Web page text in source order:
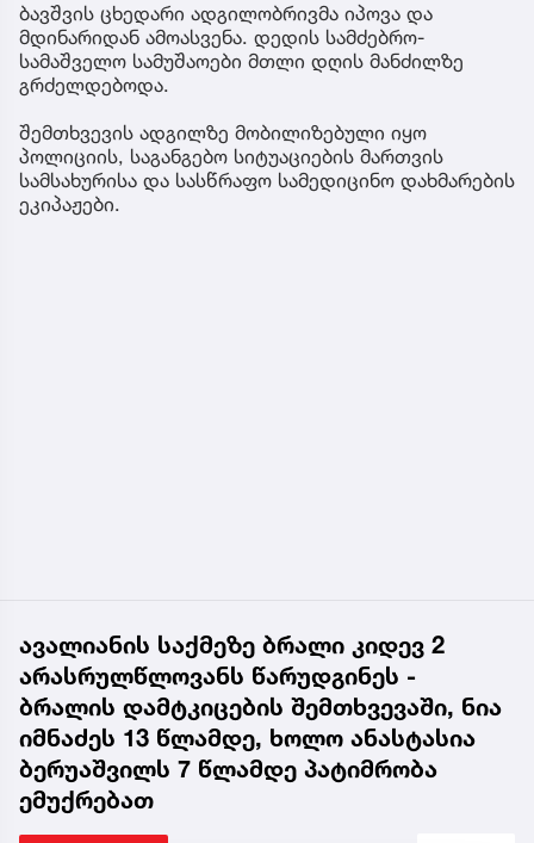
ბავშვის ცხედარი ადგილობრივმა იპოვა და
მდინარიდან ამოასვენა. დედის სამძებრო-
სამაშველო სამუშაოები მთლი დღის მანძილზე
გრძელდებოდა.
შემთხვევის ადგილზე მობილიზებული იყო
პოლიციის, საგანგებო სიტუაციების მართვის
სამსახურისა და სასწრაფო სამედიცინო დახმარების
ეკიპაჟები.
ავალიანის საქმეზე ბრალი კიდევ 2
არასრულწლოვანს წარუდგინეს -
ბრალის დამტკიცების შემთხვევაში, ნია
იმნაძეს 13 წლამდე, ხოლო ანასტასია
ბერუაშვილს 7 წლამდე პატიმრობა
ემუქრებათ